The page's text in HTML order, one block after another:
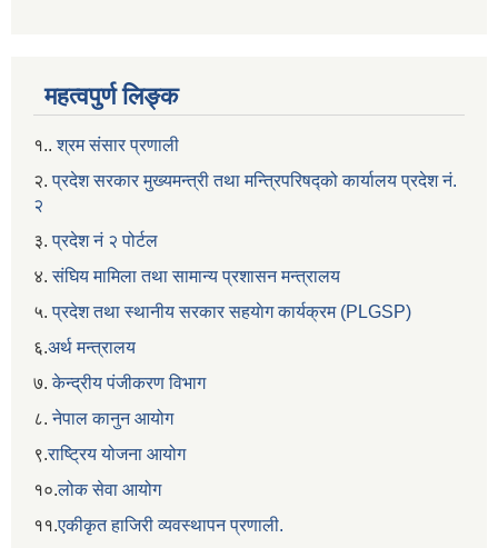
महत्वपुर्ण लिङ्क
१..श्रम संसार प्रणाली
२. प्रदेश सरकार मुख्यमन्त्री तथा मन्त्रिपरिषद्को कार्यालय प्रदेश नं.
२
३.प्रदेश नं २ पोर्टल
४.संघिय मामिला तथा सामान्य प्रशासन मन्त्रालय
५.प्रदेश तथा स्थानीय सरकार सहयाेग कार्यक्रम (PLGSP)
६.अर्थ मन्त्रालय
७.केन्द्रीय पंजीकरण विभाग
८.नेपाल कानुन आयोग
९.राष्ट्रिय योजना आयोग
१०.लोक सेवा आयोग
११.एकीकृत हाजिरी व्यवस्थापन प्रणाली.